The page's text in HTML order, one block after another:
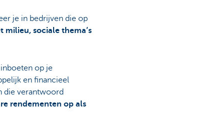
je in bedrijven die op
milieu, sociale thema’s
op je
en financieel
die verantwoord
rendementen op als